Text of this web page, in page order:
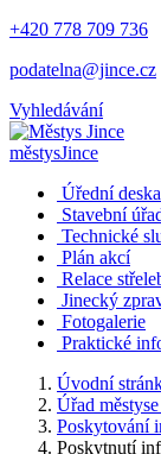
+420 778 709 736
podatelna@jince.cz
Vyhledávání
městysJince
Úřední deska
Stavební
Technické
Plán akcí
Relace
Jinecký
Fotogalerie
Praktické
Úvodní
Úřad
Poskytování
Poskytnutí